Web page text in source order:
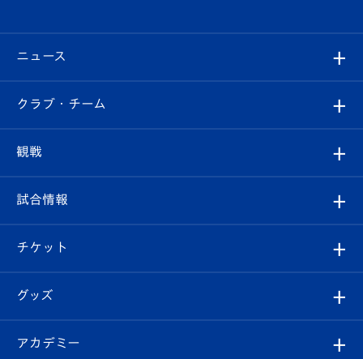
ニュース
すべて
クラブ
試合情報
チケット
イベント
クラブ・チーム
クラブ概要
エンブレム紹介
スタッフプロフィール
観戦
観戦ルール
はじめての観戦ガイド
Revive Team
試合情報
試合日程/結果
フォトギャラリー
チケット
チケット
グッズ
オンラインショップ
アカデミー